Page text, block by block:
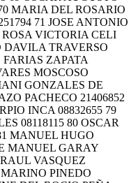
MARIA DEL ROSARIO
71 JOSE ANTONIO
VICTORIA CELI
DAVILA TRAVERSO
FARIAS ZAPATA
MOSCOSO
GONZALES DE
PACHECO 21406852
INCA 08832655 79
08118115 80 OSCAR
MANUEL HUGO
MANUEL GARAY
VASQUEZ
PINEDO